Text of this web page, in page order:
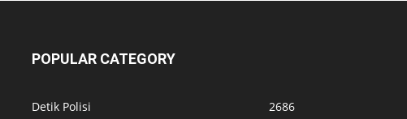
POPULAR CATEGORY
Detik Polisi 2686